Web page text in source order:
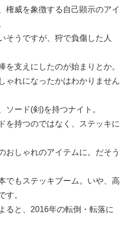
権威を象徴する自己顕示のアイ
そうですが、狩で負傷した人
を支えにしたのが始まりとか。
ゃれになったかはわかりません
ソード(剣)を持つナイト。
を持つのではなく、ステッキに
おしゃれのアイテムに。だそう
でもステッキブーム。いや、高
す。
ると、2016年の転倒・転落に